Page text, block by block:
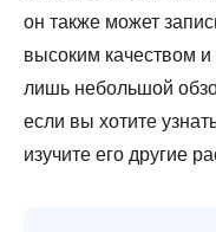
он также может
высоким качеством
лишь небольшой
если вы хотите
изучите его другие